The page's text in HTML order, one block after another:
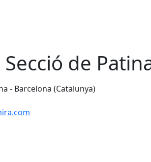
de
- Barcelona (Catalunya)